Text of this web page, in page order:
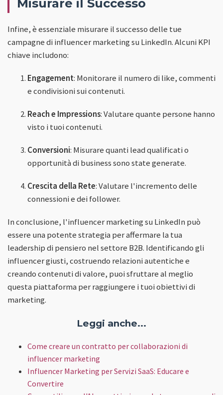
Misurare il Successo
Infine, è essenziale misurare il successo delle tue
campagne di influencer marketing su LinkedIn. Alcuni KPI
chiave includono:
Engagement: Monitorare il numero di like, commenti
e condivisioni sui contenuti.
Reach e Impressions: Valutare quante persone hanno
visto i tuoi contenuti.
Conversioni: Misurare quanti lead qualificati o
opportunità di business sono state generate.
Crescita della Rete: Valutare l'incremento delle
connessioni e dei follower.
In conclusione, l'influencer marketing su LinkedIn può
essere una potente strategia per affermare la tua
leadership di pensiero nel settore B2B. Identificando gli
influencer giusti, costruendo relazioni autentiche e
creando contenuti di valore, puoi sfruttare al meglio
questa piattaforma per raggiungere i tuoi obiettivi di
marketing.
Leggi anche...
Come creare un contratto per collaborazioni di
influencer marketing
Influencer Marketing per Servizi SaaS: Educare e
Convertire